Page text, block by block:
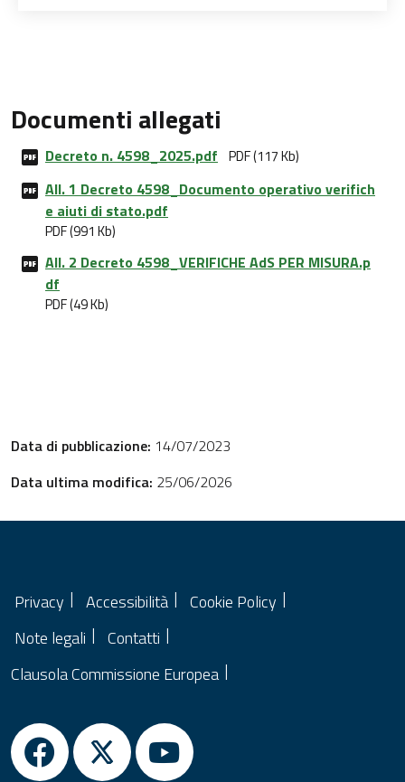
Documenti allegati
Decreto n. 4598_2025.pdf PDF (117 Kb)
All. 1 Decreto 4598_Documento operativo verifich
e aiuti di stato.pdf
PDF (991 Kb)
All. 2 Decreto 4598_VERIFICHE AdS PER MISURA.p
df
PDF (49 Kb)
Data di pubblicazione: 14/07/2023
Data ultima modifica: 25/06/2026
Privacy Accessibilità
Cookie Policy
Note legali
Contatti
Clausola Commissione Europea